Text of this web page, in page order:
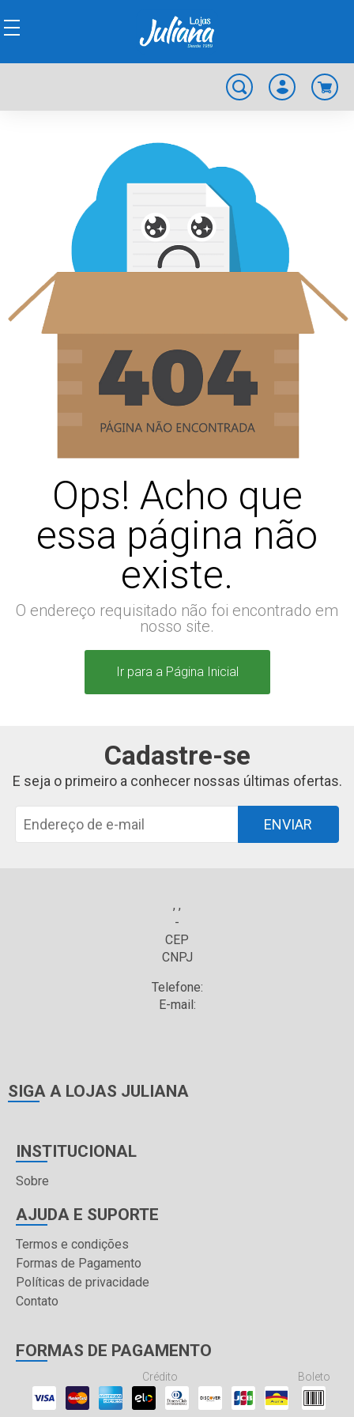
Ops! Acho que
essa página não
existe.
O endereço requisitado não foi encontrado em
nosso site.
Ir para a Página Inicial
Cadastre-se
E seja o primeiro a conhecer nossas últimas ofertas.
ENVIAR
, ,
-
CEP
CNPJ
Telefone:
E-mail:
SIGA A LOJAS JULIANA
INSTITUCIONAL
Sobre
AJUDA E SUPORTE
Termos e condições
Formas de Pagamento
Políticas de privacidade
Contato
FORMAS DE PAGAMENTO
Crédito Boleto